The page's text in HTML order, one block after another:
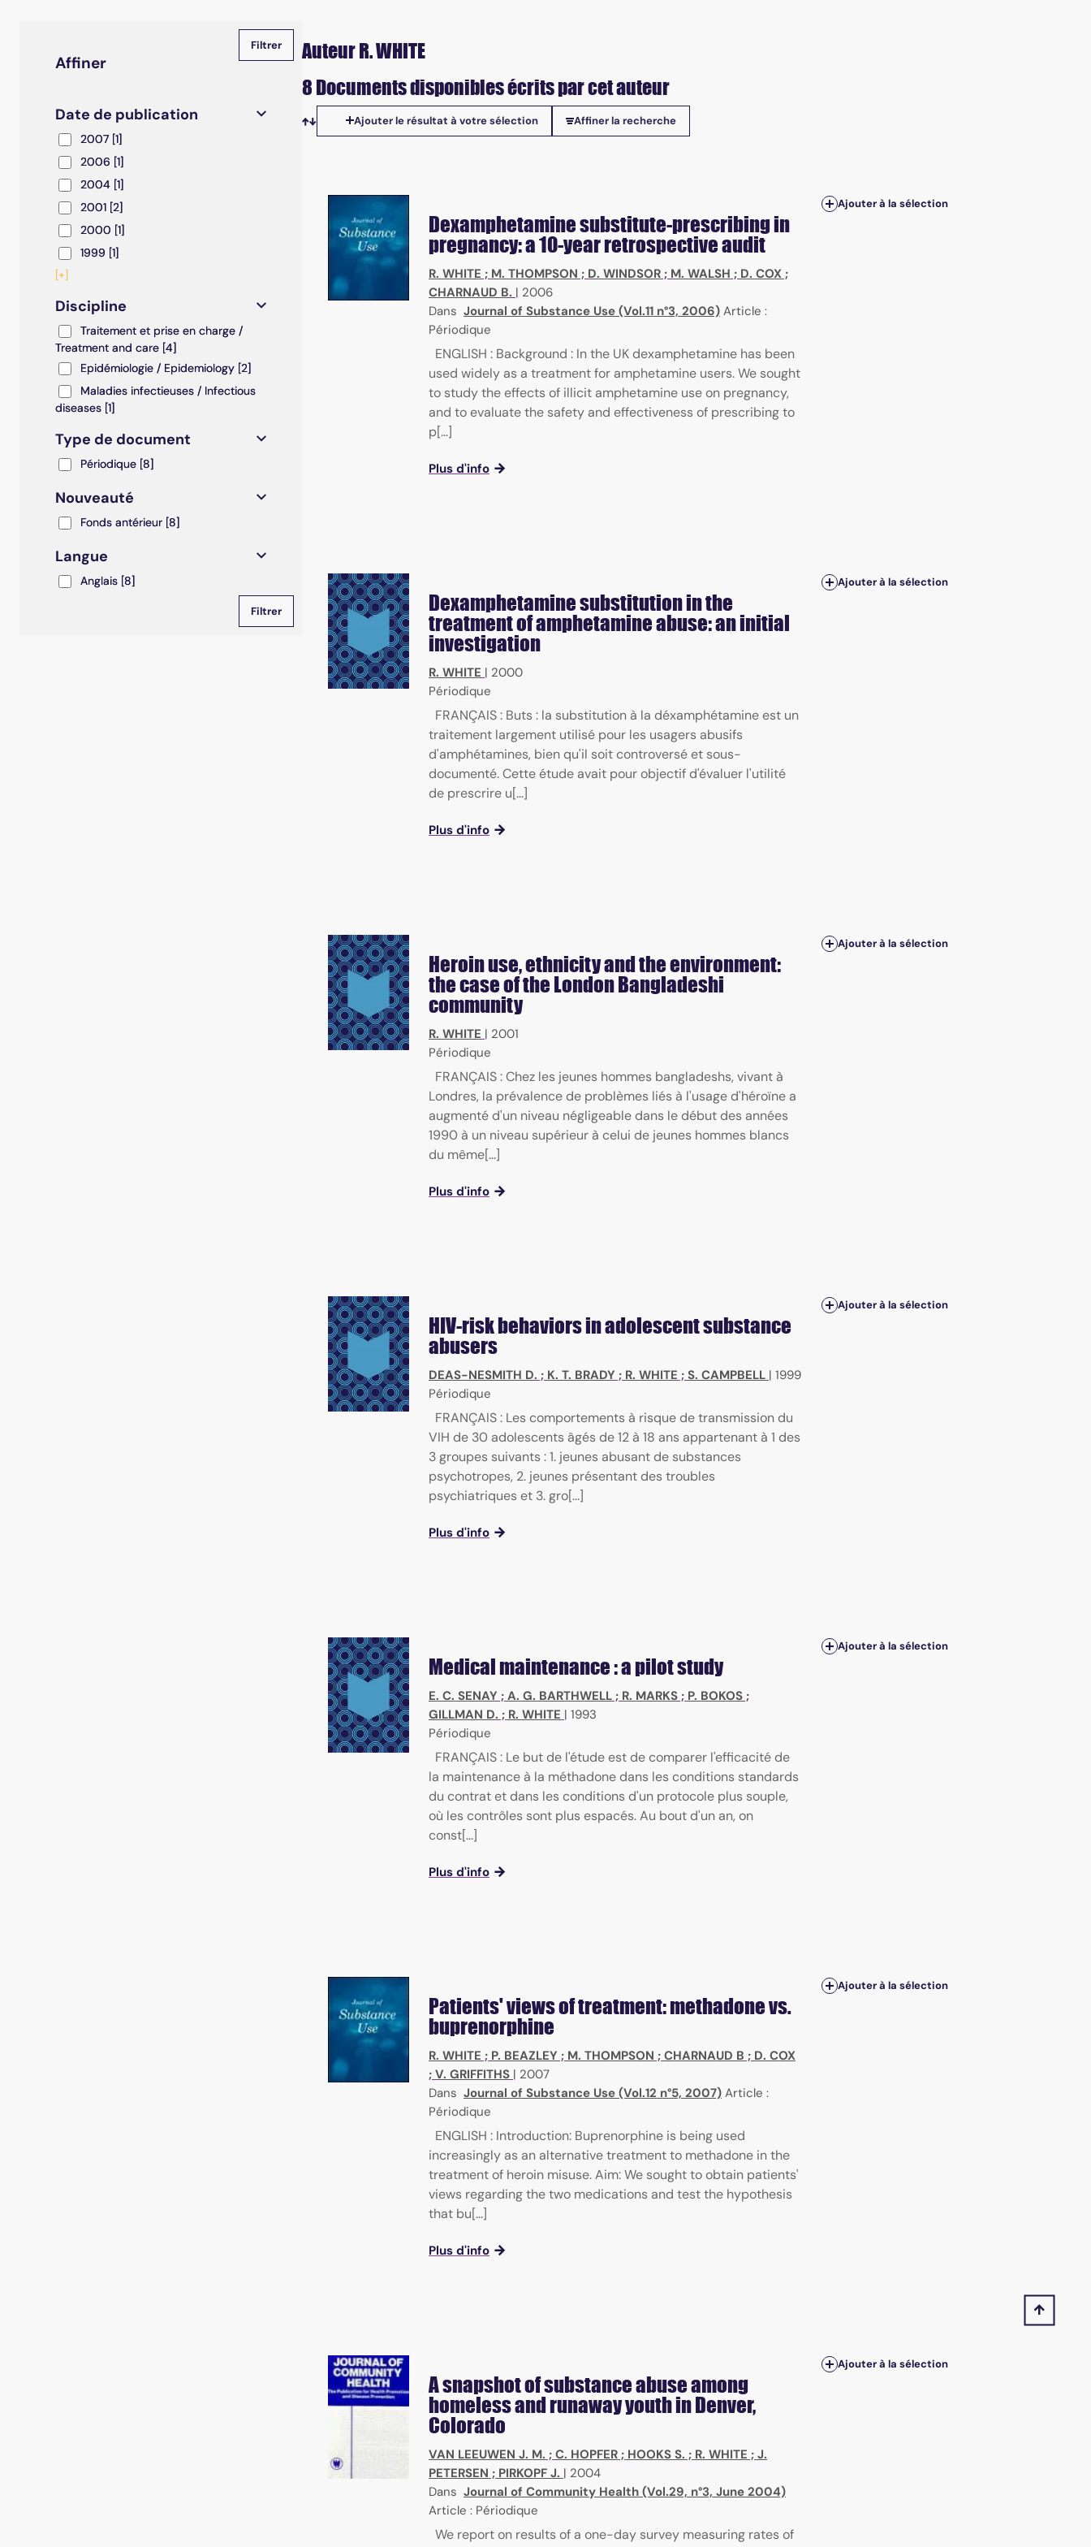
Affiner
Date de publication
20072007 [1]
20062006 [1]
20042004 [1]
20012001 [2]
20002000 [1]
19991999 [1]
[+]
Discipline
Traitement et prise en charge / Treatment and care
Traitement et prise en charge /
Treatment and care [4]
Epidémiologie / Epidemiology
Epidémiologie / Epidemiology [2]
Maladies infectieuses / Infectious diseases
Maladies infectieuses / Infectious
diseases [1]
Type de document
Périodique
Périodique [8]
Nouveauté
Fonds antérieur
Fonds antérieur [8]
Langue
AnglaisAnglais [8]
Auteur R. WHITE
8 Documents disponibles écrits par cet auteur
Tris disponibles
Ajouter le résultat à votre sélection Affiner la recherche
Dexamphetamine substitute-prescribing in
pregnancy: a 10-year retrospective audit
R. WHITE ; M. THOMPSON ; D. WINDSOR ; M. WALSH ; D. COX ;
CHARNAUD B. | 2006
Dans Journal of Substance Use (Vol.11 n°3, 2006) Article :
Périodique
ENGLISH : Background : In the UK dexamphetamine has been
used widely as a treatment for amphetamine users. We sought
to study the effects of illicit amphetamine use on pregnancy,
and to evaluate the safety and effectiveness of prescribing to
p[...]
Plus d'info
Ajouter à la sélection
Dexamphetamine substitution in the
treatment of amphetamine abuse: an initial
investigation
R. WHITE | 2000
Périodique
FRANÇAIS : Buts : la substitution à la déxamphétamine est un
traitement largement utilisé pour les usagers abusifs
d'amphétamines, bien qu'il soit controversé et sous-
documenté. Cette étude avait pour objectif d'évaluer l'utilité
de prescrire u[...]
Plus d'info
Ajouter à la sélection
Heroin use, ethnicity and the environment:
the case of the London Bangladeshi
community
R. WHITE | 2001
Périodique
FRANÇAIS : Chez les jeunes hommes bangladeshs, vivant à
Londres, la prévalence de problèmes liés à l'usage d'héroïne a
augmenté d'un niveau négligeable dans le début des années
1990 à un niveau supérieur à celui de jeunes hommes blancs
du même[...]
Plus d'info
Ajouter à la sélection
HIV-risk behaviors in adolescent substance
abusers
DEAS-NESMITH D. ; K. T. BRADY ; R. WHITE ; S. CAMPBELL | 1999
Périodique
FRANÇAIS : Les comportements à risque de transmission du
VIH de 30 adolescents âgés de 12 à 18 ans appartenant à 1 des
3 groupes suivants : 1. jeunes abusant de substances
psychotropes, 2. jeunes présentant des troubles
psychiatriques et 3. gro[...]
Plus d'info
Ajouter à la sélection
Medical maintenance : a pilot study
E. C. SENAY ; A. G. BARTHWELL ; R. MARKS ; P. BOKOS ;
GILLMAN D. ; R. WHITE | 1993
Périodique
FRANÇAIS : Le but de l'étude est de comparer l'efficacité de
la maintenance à la méthadone dans les conditions standards
du contrat et dans les conditions d'un protocole plus souple,
où les contrôles sont plus espacés. Au bout d'un an, on
const[...]
Plus d'info
Ajouter à la sélection
Patients' views of treatment: methadone vs.
buprenorphine
R. WHITE ; P. BEAZLEY ; M. THOMPSON ; CHARNAUD B ; D. COX
; V. GRIFFITHS | 2007
Dans Journal of Substance Use (Vol.12 n°5, 2007) Article :
Périodique
ENGLISH : Introduction: Buprenorphine is being used
increasingly as an alternative treatment to methadone in the
treatment of heroin misuse. Aim: We sought to obtain patients'
views regarding the two medications and test the hypothesis
that bu[...]
Plus d'info
Ajouter à la sélection
A snapshot of substance abuse among
homeless and runaway youth in Denver,
Colorado
VAN LEEUWEN J. M. ; C. HOPFER ; HOOKS S. ; R. WHITE ; J.
PETERSEN ; PIRKOPF J. | 2004
Dans Journal of Community Health (Vol.29, n°3, June 2004)
Article : Périodique
We report on results of a one-day survey measuring rates of
Ajouter à la sélection